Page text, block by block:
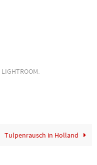
LIGHTROOM.
Tulpenrausch in Holland